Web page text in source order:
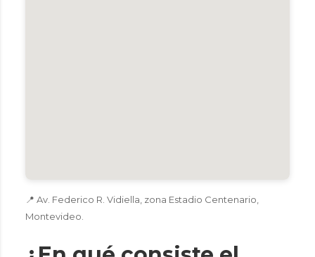
📍 Av. Federico R. Vidiella, zona Estadio Centenario,
Montevideo.